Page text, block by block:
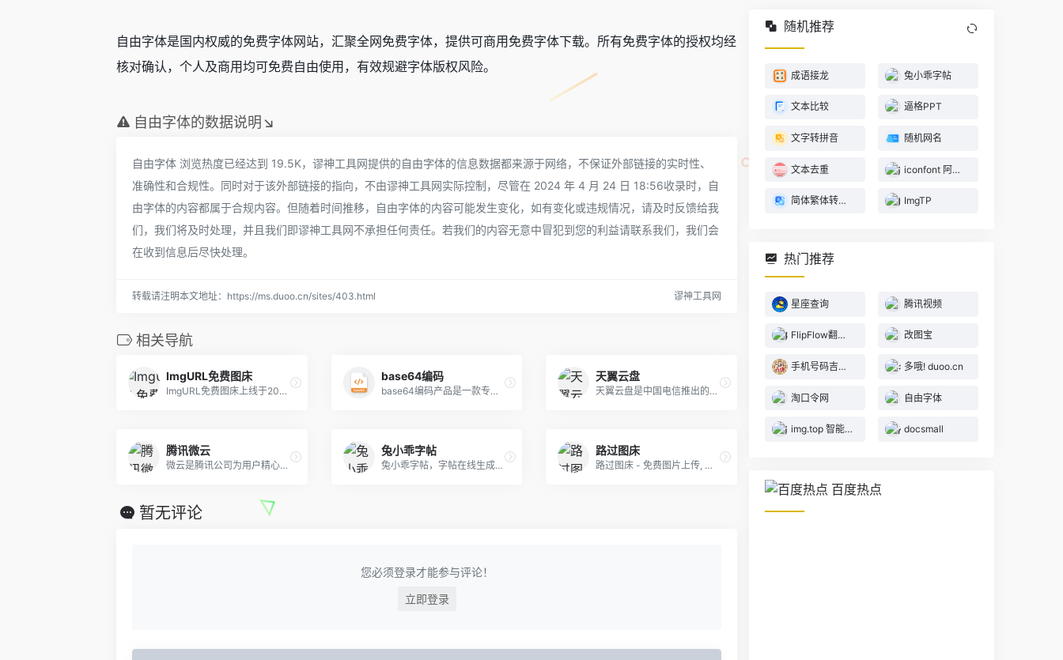
自由字体是国内权威的免费字体网站，汇聚全网免费字体，提供可商用免费字体下载。所有免费字体的授权均经
核对确认，个人及商用均可免费自由使用，有效规避字体版权风险。
自由字体的数据说明↘
自由字体 浏览热度已经达到 19.5K，谬神工具网提供的自由字体的信息数据都来源于网络，不保证外部链接的实时性、
准确性和合规性。同时对于该外部链接的指向，不由谬神工具网实际控制，尽管在 2024 年 4 月 24 日 18:56收录时，自
由字体的内容都属于合规内容。但随着时间推移，自由字体的内容可能发生变化，如有变化或违规情况，请及时反馈给我
们，我们将及时处理，并且我们即谬神工具网不承担任何责任。若我们的内容无意中冒犯到您的利益请联系我们，我们会
在收到信息后尽快处理。
转载请注明本文地址：https://ms.duoo.cn/sites/403.html 谬神工具网
相关导航
ImgURL免费图床
ImgURL免费图床上线于2017年12月，累积托管图片超过100万。ImgURL可以快速将图片转换为URL链接，为您提供简单、稳定、可信赖的图片上传于外链分享服务。
base64编码
base64编码产品是一款专业的Base64编码工具，支持对文本、图像类型的文件进行Base64编码。它拥有直观的界面、高效的编码速度和稳定的性能表现，可以满足用户在各种场景下的需求。采用了最先进的计算机技术和独特的编码算法，使得编码过程快速、准确、可靠，非常适合图片和文本转码需求人的使用
天翼云盘
天翼云盘是中国电信推出的云存储服务，为用户提供跨平台的文件存储、备份、同步及分享服务，是国内领先的免费网盘，安全、可靠、稳定、快速。天翼云盘为用户守护数据资产。
腾讯微云
微云是腾讯公司为用户精心打造的一项智能云服务, 您可以通过微云方便地在手机和电脑之间同步文件、推送照片和传输数据。
兔小乖字帖
兔小乖字帖，字帖在线生成PDF打印等。
路过图床
路过图床 - 免费图片上传, 专业图片外链, 免费公共图床，路过图床, 免费公共图床, 提供图片上传和图片外链服务, 原图保存, 全球CDN加速.
暂无评论
您必须登录才能参与评论！
立即登录
随机推荐
成语接龙 兔小乖字帖
文本比较 逼格PPT
文字转拼音 随机网名
文本去重 iconfont 阿里巴巴矢量图标库
简体繁体转换器 ImgTP
热门推荐
星座查询 腾讯视频
FlipFlow翻页时钟 改图宝
手机号码吉凶查询 多哦! duoo.cn
淘口令网 自由字体
img.top 智能在线图像压缩 docsmall
百度热点